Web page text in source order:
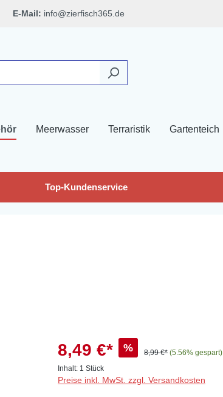
E-Mail: info@zierfisch365.de
Meerwasser Terraristik Gartenteich
Top-Kundenservice
8,49 €* % 8,99 €* (5.56% gespart)
Inhalt: 1 Stück
Preise inkl. MwSt. zzgl. Versandkosten